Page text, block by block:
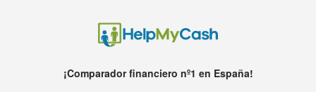
¡Comparador financiero nº1 en España!